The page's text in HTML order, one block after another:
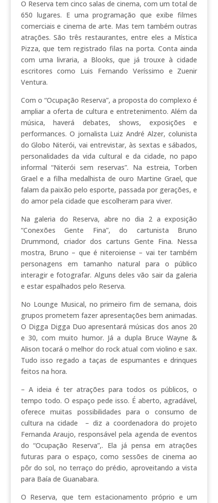
O Reserva tem cinco salas de cinema, com um total de
650 lugares. E uma programação que exibe filmes
comerciais e cinema de arte. Mas tem também outras
atrações. São três restaurantes, entre eles a Mística
Pizza, que tem registrado filas na porta. Conta ainda
com uma livraria, a Blooks, que já trouxe à cidade
escritores como Luis Fernando Veríssimo e Zuenir
Ventura.
Com o “Ocupação Reserva”, a proposta do complexo é
ampliar a oferta de cultura e entretenimento. Além da
música, haverá debates, shows, exposições e
performances. O jornalista Luiz André Alzer, colunista
do Globo Niterói, vai entrevistar, às sextas e sábados,
personalidades da vida cultural e da cidade, no papo
informal “Niterói sem reservas”. Na estreia, Torben
Grael e a filha medalhista de ouro Martine Grael, que
falam da paixão pelo esporte, passada por gerações, e
do amor pela cidade que escolheram para viver.
Na galeria do Reserva, abre no dia 2 a exposição
“Conexões Gente Fina”, do cartunista Bruno
Drummond, criador dos cartuns Gente Fina. Nessa
mostra, Bruno – que é niteroiense – vai ter também
personagens em tamanho natural para o público
interagir e fotografar. Alguns deles vão sair da galeria
e estar espalhados pelo Reserva.
No Lounge Musical, no primeiro fim de semana, dois
grupos prometem fazer apresentações bem animadas.
O Digga Digga Duo apresentará músicas dos anos 20
e 30, com muito humor. Já a dupla Bruce Wayne &
Alison tocará o melhor do rock atual com violino e sax.
Tudo isso regado a taças de espumantes e drinques
feitos na hora.
– A ideia é ter atrações para todos os públicos, o
tempo todo. O espaço pede isso. É aberto, agradável,
oferece muitas possibilidades para o consumo de
cultura na cidade – diz a coordenadora do projeto
Fernanda Araujo, responsável pela agenda de eventos
do “Ocupação Reserva”,. Ela já pensa em atrações
futuras para o espaço, como sessões de cinema ao
pôr do sol, no terraço do prédio, aproveitando a vista
para Baía de Guanabara.
O Reserva, que tem estacionamento próprio e um